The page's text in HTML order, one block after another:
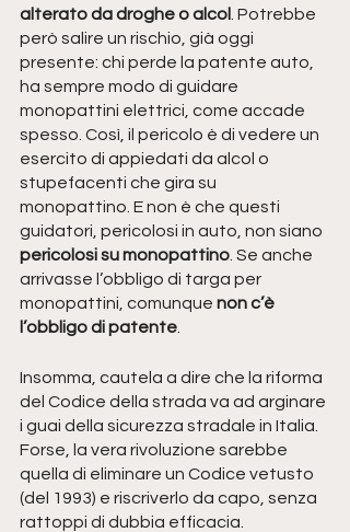
alterato da droghe o alcol . Potrebbe
però salire un rischio, già oggi
presente: chi perde la patente auto,
ha sempre modo di guidare
monopattini elettrici, come accade
spesso. Così, il pericolo è di vedere un
esercito di appiedati da alcol o
stupefacenti che gira su
monopattino. E non è che questi
guidatori, pericolosi in auto, non siano
pericolosi su monopattino . Se anche
arrivasse l’obbligo di targa per
monopattini, comunque non c’è
l’obbligo di patente
Insomma, cautela a dire che la riforma
del Codice della strada va ad arginare
i guai della sicurezza stradale in Italia.
Forse, la vera rivoluzione sarebbe
quella di eliminare un Codice vetusto
(del 1993) e riscriverlo da capo, senza
rattoppi di dubbia efficacia.